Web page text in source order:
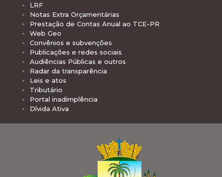
LRF
Notas Extra Orçamentárias
Prestação de Contas Anual ao TCE-PR
Web Geo
Convênios e subvenções
Publicações e redes sociais
Audiências Públicas e outros
Radar da transparência
Leis e atos
Tributário
Portal inadimplência
Dívida Ativa